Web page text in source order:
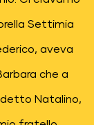
Settimia
aveva
che a
detto Natalino,